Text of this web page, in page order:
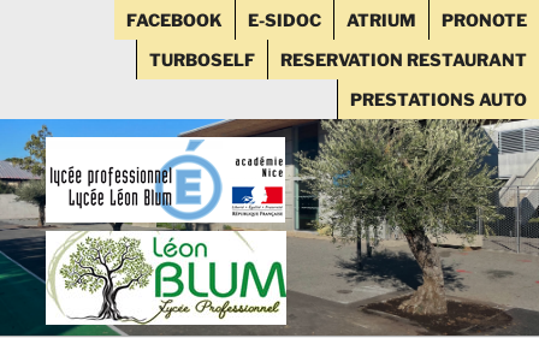
FACEBOOK E-SIDOC ATRIUM
PRONOTE
TURBOSELF
RESERVATION RESTAURANT
PRESTATIONS AUTO
Aller
au
contenu
principal